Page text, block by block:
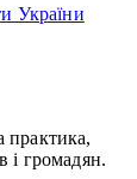
України
практика,
і громадян.